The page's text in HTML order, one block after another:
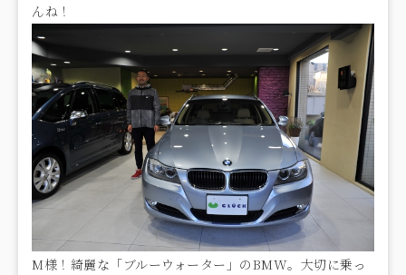
んね！
M様！綺麗な「ブルーウォーター」のBMW。大切に乗っ